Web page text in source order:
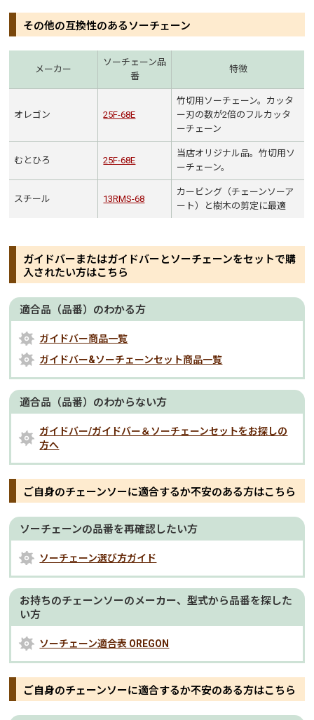
その他の互換性のあるソーチェーン
メーカー
ソーチェーン品
番
特徴
オレゴン 25F-68E
竹切用ソーチェーン。カッタ
ー刃の数が2倍のフルカッタ
ーチェーン
むとひろ 25F-68E
当店オリジナル品。竹切用ソ
ーチェーン。
スチール 13RMS-68
カービング（チェーンソーア
ート）と樹木の剪定に最適
ガイドバーまたはガイドバーとソーチェーンをセットで購
入されたい方はこちら
適合品（品番）のわかる方
ガイドバー商品一覧
ガイドバー&ソーチェーンセット商品一覧
適合品（品番）のわからない方
ガイドバー/ガイドバー＆ソーチェーンセットをお探しの
方へ
ご自身のチェーンソーに適合するか不安のある方はこちら
ソーチェーンの品番を再確認したい方
ソーチェーン選び方ガイド
お持ちのチェーンソーのメーカー、型式から品番を探した
い方
ソーチェーン適合表 OREGON
ご自身のチェーンソーに適合するか不安のある方はこちら